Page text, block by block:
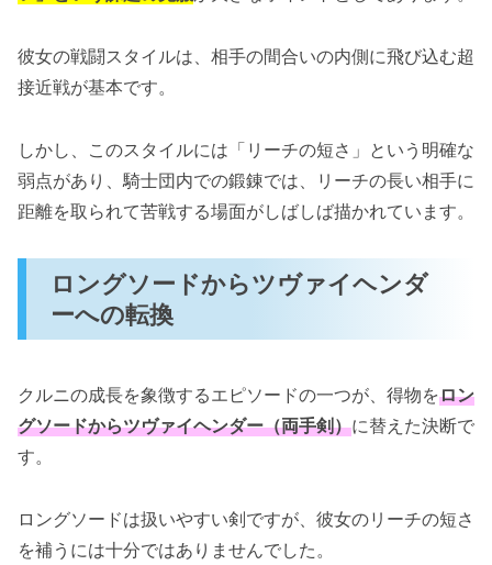
彼女の戦闘スタイルは、相手の間合いの内側に飛び込む超
接近戦が基本です。
しかし、このスタイルには「リーチの短さ」という明確な
弱点があり、騎士団内での鍛錬では、リーチの長い相手に
距離を取られて苦戦する場面がしばしば描かれています。
ロングソードからツヴァイヘンダ
ーへの転換
クルニの成長を象徴するエピソードの一つが、得物をロン
グソードからツヴァイヘンダー（両手剣）に替えた決断で
す。
ロングソードは扱いやすい剣ですが、彼女のリーチの短さ
を補うには十分ではありませんでした。